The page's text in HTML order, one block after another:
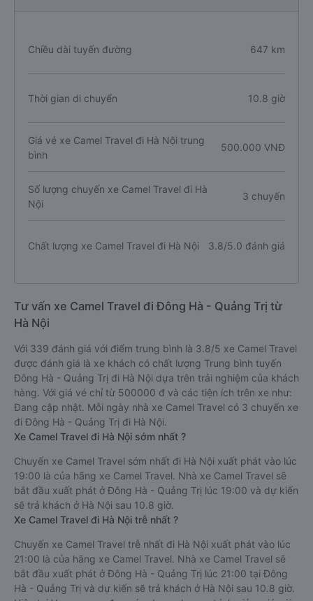
Chiều dài tuyến đường 647 km
Thời gian di chuyển 10.8 giờ
Giá vé xe Camel Travel đi Hà Nội trung
bình
500.000 VNĐ
Số lượng chuyến xe Camel Travel đi Hà
Nội
3 chuyến
Chất lượng xe Camel Travel đi Hà Nội 3.8/5.0 đánh giá
Tư vấn xe Camel Travel đi Đông Hà - Quảng Trị từ
Hà Nội
Với 339 đánh giá với điểm trung bình là 3.8/5 xe Camel Travel
được đánh giá là xe khách có chất lượng Trung bình tuyến
Đông Hà - Quảng Trị đi Hà Nội dựa trên trải nghiệm của khách
hàng. Với giá vé chỉ từ 500000 đ và các tiện ích trên xe như:
Đang cập nhật. Mỗi ngày nhà xe Camel Travel có 3 chuyến xe
đi Đông Hà - Quảng Trị đi Hà Nội.
Xe Camel Travel đi Hà Nội sớm nhất ?
Chuyến xe Camel Travel sớm nhất đi Hà Nội xuất phát vào lúc
19:00 là của hãng xe Camel Travel. Nhà xe Camel Travel sẽ
bắt đầu xuất phát ở Đông Hà - Quảng Trị lúc 19:00 và dự kiến
sẽ trả khách ở Hà Nội sau 10.8 giờ.
Xe Camel Travel đi Hà Nội trễ nhất ?
Chuyến xe Camel Travel trễ nhất đi Hà Nội xuất phát vào lúc
21:00 là của hãng xe Camel Travel. Nhà xe Camel Travel sẽ
bắt đầu xuất phát ở Đông Hà - Quảng Trị lúc 21:00 tại Đông
Hà - Quảng Trị và dự kiến sẽ trả khách ở Hà Nội sau 10.8 giờ.